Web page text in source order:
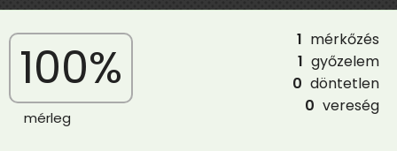
100%
mérleg
1 mérkőzés
1 győzelem
0 döntetlen
0 vereség